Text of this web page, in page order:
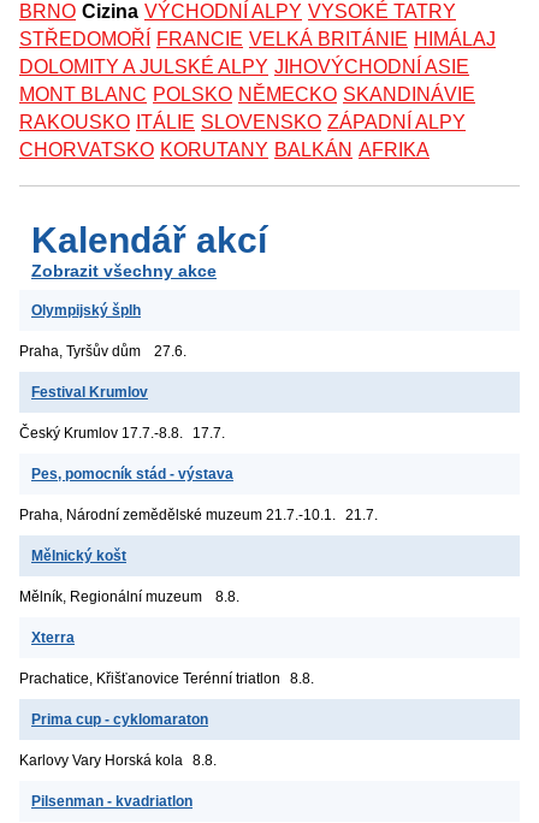
BRNO Cizina VÝCHODNÍ ALPY VYSOKÉ TATRY
STŘEDOMOŘÍ
FRANCIE VELKÁ BRITÁNIE HIMÁLAJ
DOLOMITY A JULSKÉ ALPY JIHOVÝCHODNÍ ASIE
MONT BLANC POLSKO NĚMECKO SKANDINÁVIE
RAKOUSKO ITÁLIE SLOVENSKO ZÁPADNÍ ALPY
CHORVATSKO KORUTANY BALKÁN AFRIKA
Kalendář akcí
Zobrazit všechny akce
Olympijský šplh
Praha, Tyršův dům 27.6.
Festival Krumlov
Český Krumlov 17.7.-8.8. 17.7.
Pes, pomocník stád - výstava
Praha, Národní zemědělské muzeum 21.7.-10.1. 21.7.
Mělnický košt
Mělník, Regionální muzeum 8.8.
Xterra
Prachatice, Křišťanovice Terénní triatlon 8.8.
Prima cup - cyklomaraton
Karlovy Vary Horská kola 8.8.
Pilsenman - kvadriatlon